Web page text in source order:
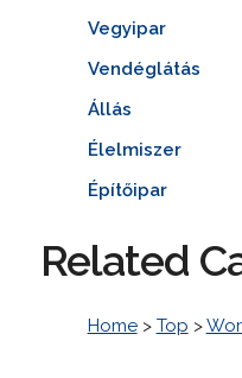
Vegyipar
Vendéglátás
Állás
Élelmiszer
Építőipar
Related
Home> Top >